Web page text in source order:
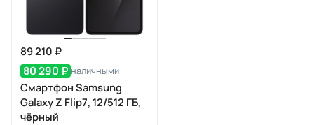
89 210 ₽
80 290 ₽ наличными
Смартфон Samsung
Galaxy Z Flip7, 12/512 ГБ,
чёрный